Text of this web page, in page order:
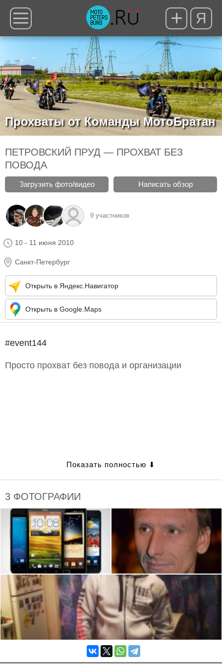
Я
Прохваты от Команды МотоБратан
ПЕТРОВСКИЙ ПРУД — ПРОХВАТ БЕЗ
ПОВОДА
Загрузить фото/видео Написать обзор
9 участников
10 - 11 июня 2010
Санкт-Петербург
Открыть в Яндекс.Навигатор
Открыть в Google.Maps
#event144
Просто прохват без повода и организации
ОРГАНИЗАТОРЫ
Ветер
3 ФОТОГРАФИИ